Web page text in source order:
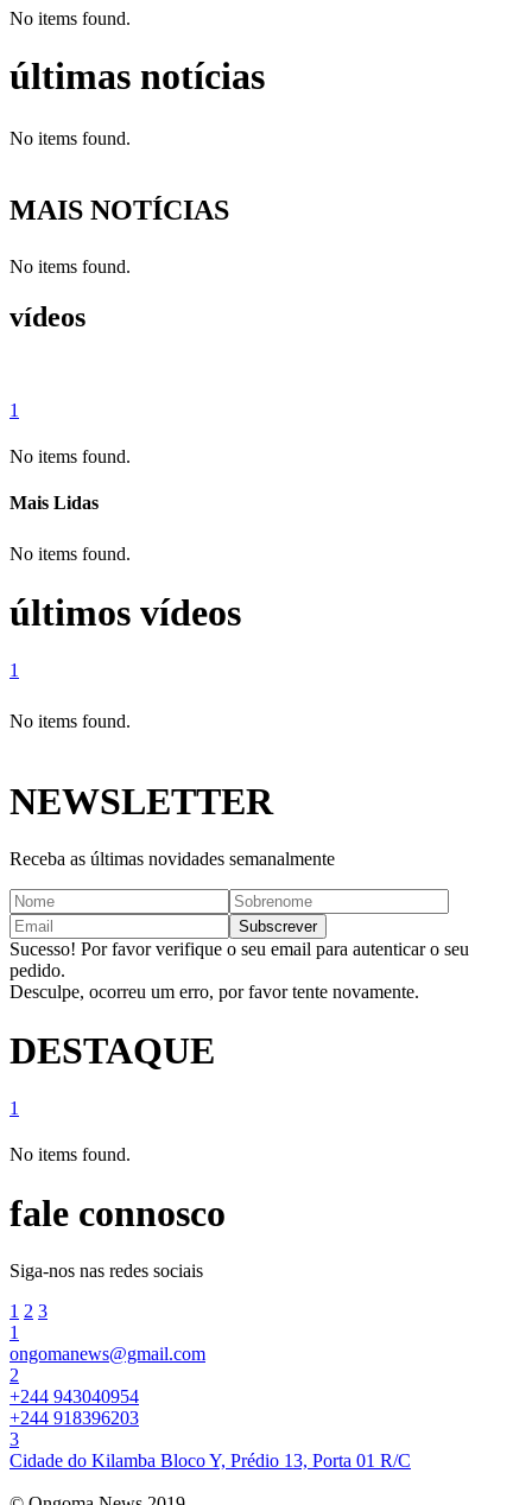
No items found.
últimas notícias
No items found.
MAIS NOTÍCIAS
No items found.
vídeos
1
No items found.
Mais Lidas
No items found.
últimos vídeos
1
No items found.
NEWSLETTER
Receba as últimas novidades semanalmente
Sucesso! Por favor verifique o seu email para autenticar o seu
pedido.
Desculpe, ocorreu um erro, por favor tente novamente.
DESTAQUE
1
No items found.
fale connosco
Siga-nos nas redes sociais
1 2 3
1
ongomanews@gmail.com
2
+244 943040954
+244 918396203
3
Cidade do Kilamba Bloco Y, Prédio 13, Porta 01 R/C